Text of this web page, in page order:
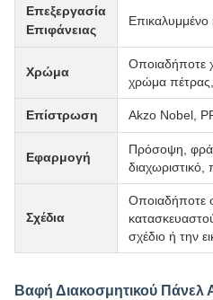
Επεξεργασία
Επιφάνειας
Χρώμα
Οποιαδήποτε
χρώμα
Επίστρωση Akzo Nobel,
Εφαρμογή
Πρόσοψη,
Σχέδια
Οποιαδήποτε
σχέδιο ή την
Βαφή Διακοσμητικού Πάνελ